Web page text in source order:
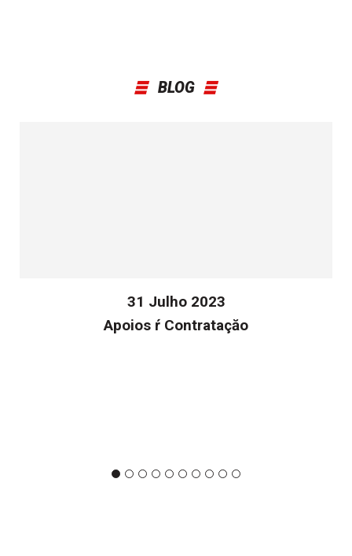
BLOG
31 Julho 2023
Apoios ŕ Contrataçăo